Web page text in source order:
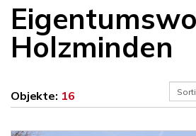
Holzminden
Objekte: 16